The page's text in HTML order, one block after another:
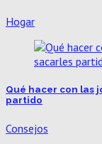
Hogar
Qué hacer con las
partido
Consejos